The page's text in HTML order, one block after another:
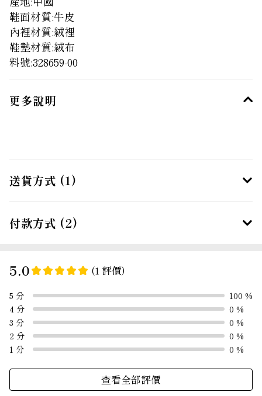
鞋面材質:牛皮
內裡材質:絨裡
鞋墊材質:絨布
料號:328659-00
更多說明
送貨方式 (1)
付款方式 (2)
5.0 (1 評價)
5 分
100 %
4 分
0 %
3 分
0 %
2 分
0 %
1 分
0 %
查看全部評價